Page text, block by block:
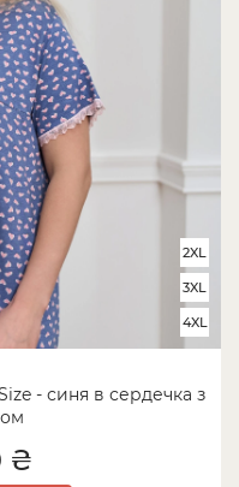
- синя в сердечка з
2XL
3XL
4XL
₴